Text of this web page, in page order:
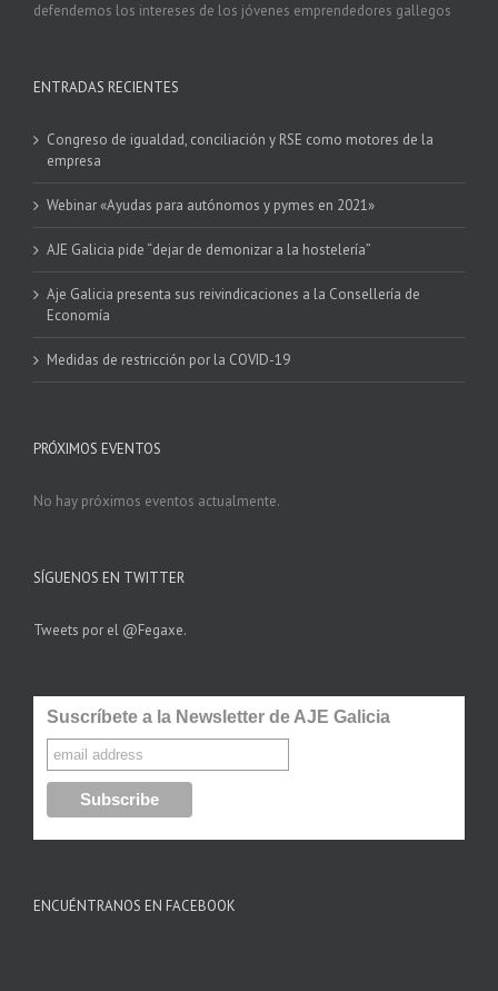
defendemos los intereses de los jóvenes emprendedores gallegos
ENTRADAS RECIENTES
Congreso de igualdad, conciliación y RSE como motores de la
empresa
Webinar «Ayudas para autónomos y pymes en 2021»
AJE Galicia pide “dejar de demonizar a la hostelería”
Aje Galicia presenta sus reivindicaciones a la Consellería de
Economía
Medidas de restricción por la COVID-19
PRÓXIMOS EVENTOS
No hay próximos eventos actualmente.
SÍGUENOS EN TWITTER
Tweets por el @Fegaxe.
Suscríbete a la Newsletter de AJE Galicia
ENCUÉNTRANOS EN FACEBOOK